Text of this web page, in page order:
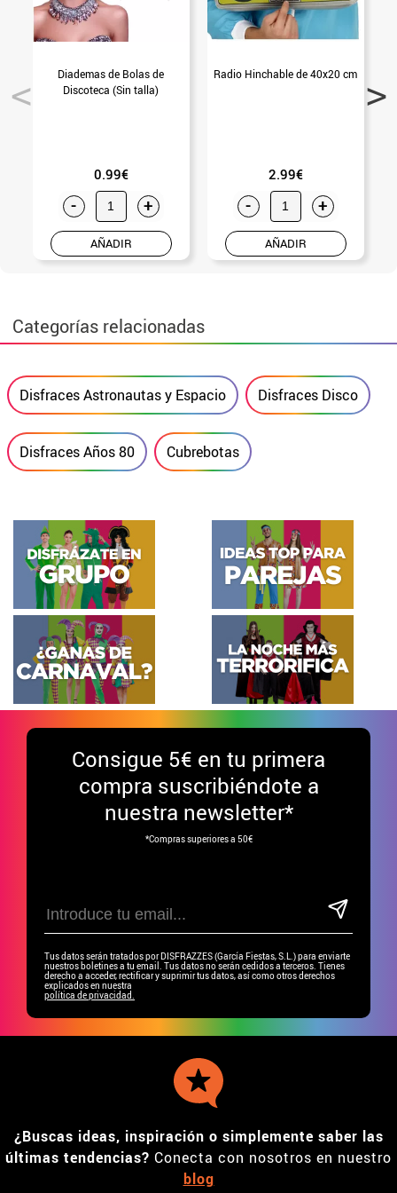
Diademas de Bolas de
Discoteca (Sin talla)
0.99€
- +
AÑADIR
Radio Hinchable de 40x20 cm
2.99€
- +
AÑADIR
Categorías relacionadas
Disfraces Astronautas y Espacio Disfraces Disco
Disfraces Años 80 Cubrebotas
Consigue 5€ en tu primera
compra suscribiéndote a
nuestra newsletter*
*Compras superiores a 50€
Tus datos serán tratados por DISFRAZZES (García Fiestas, S.L.) para enviarte
nuestros boletines a tu email. Tus datos no serán cedidos a terceros. Tienes
derecho a acceder, rectificar y suprimir tus datos, así como otros derechos
explicados en nuestra
política de privacidad.
¿Buscas ideas, inspiración o simplemente saber las
últimas tendencias? Conecta con nosotros en nuestro
blog